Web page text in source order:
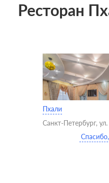
Ресторан
Пхали
Санкт-Петербург,